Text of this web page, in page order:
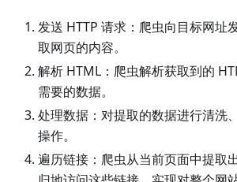
发送 HTTP 请求：爬虫向目标网址
取网页的内容。
解析 HTML：爬虫解析获取到的
需要的数据。
处理数据：对提取的数据进行清洗
操作。
遍历链接：爬虫从当前页面中提取